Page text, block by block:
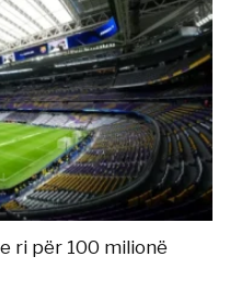
ri për 100 milionë